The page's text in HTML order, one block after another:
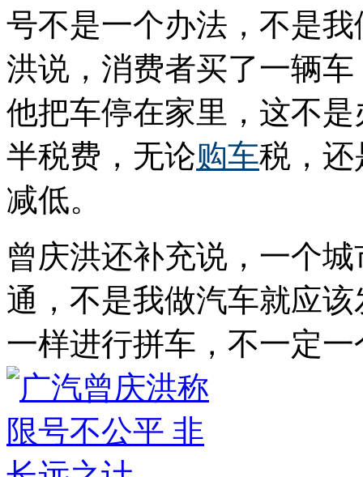
号不是一个办法，不是
洪说，消费者买了一辆
他把车停在家里，这不
半税费，无论购车税，还
减低。
曾庆洪还补充说，一个
通，不是我做汽车就应
一样进行拼车，不一定